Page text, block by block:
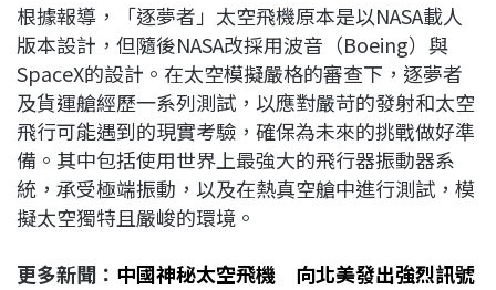
根據報導，「逐夢者」太空飛機原本是以NASA載人
版本設計，但隨後NASA改採用波音（Boeing）與
SpaceX的設計。在太空模擬嚴格的審查下，逐夢者
及貨運艙經歷一系列測試，以應對嚴苛的發射和太空
飛行可能遇到的現實考驗，確保為未來的挑戰做好準
備。其中包括使用世界上最強大的飛行器振動器系
統，承受極端振動，以及在熱真空艙中進行測試，模
擬太空獨特且嚴峻的環境。
更多新聞： 中國神秘太空飛機 向北美發出強烈訊號